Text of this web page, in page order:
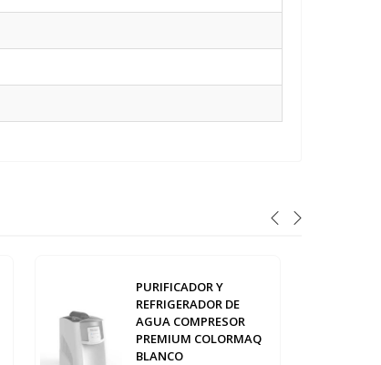
PURIFICADOR Y
REFRIGERADOR DE
AGUA COMPRESOR
PREMIUM COLORMAQ
BLANCO